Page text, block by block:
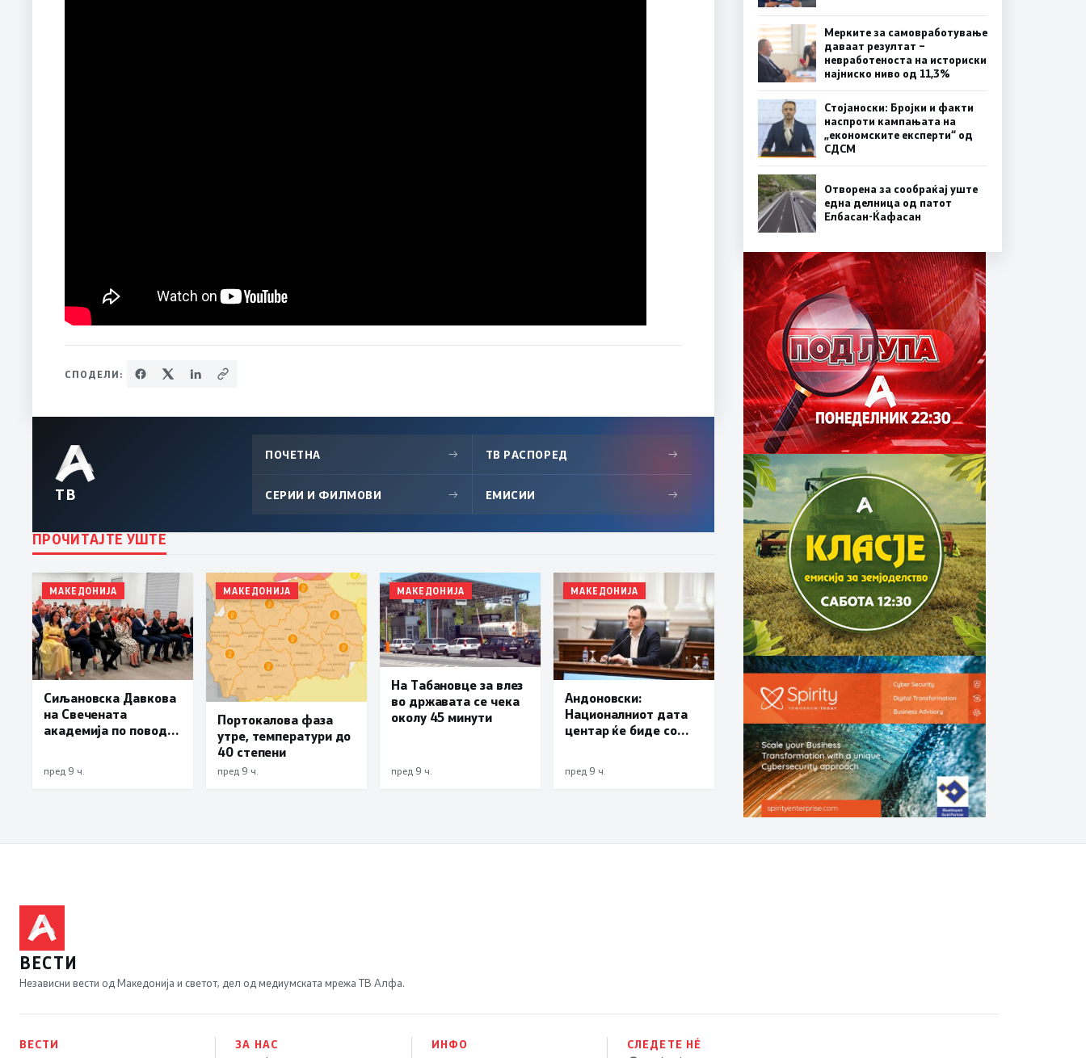
СПОДЕЛИ:
ТВ
ПОЧЕТНА → ТВ РАСПОРЕД →
СЕРИИ И ФИЛМОВИ → ЕМИСИИ →
ПРОЧИТАЈТЕ УШТЕ
МАКЕДОНИЈА
Сиљановска Давкова
на Свечената
академија по повод
пред 9 ч.
МАКЕДОНИЈА
Портокалова фаза
утре, температури до
40 степени
пред 9 ч.
МАКЕДОНИЈА
На Табановце за влез
во државата се чека
околу 45 минути
пред 9 ч.
МАКЕДОНИЈА
Андоновски:
Националниот дата
центар ќе биде со
исклучиво за
пред 9 ч.
Мерките за самовработување
даваат резултат –
невработеноста на историски
најниско ниво од 11,3%
Стојаноски: Бројки и факти
наспроти кампањата на
„економските експерти“ од
СДСM
Отворена за сообраќај уште
една делница од патот
Елбасан-Ќафасан
ВЕСТИ
Независни вести од Македонија и светот, дел од медиумската мрежа ТВ Алфа.
ВЕСТИ
ЗА НАС
ИНФО
СЛЕДЕТЕ НÉ